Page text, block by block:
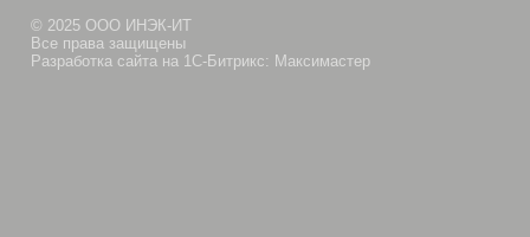
© 2025 ООО ИНЭК-ИТ
Все права защищены
Разработка сайта на 1С-Битрикс: Максимастер